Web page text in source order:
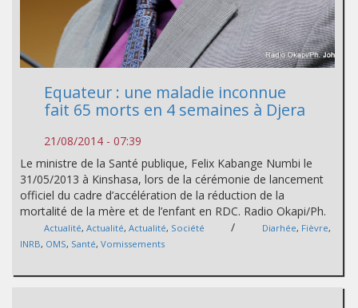
Equateur : une maladie inconnue
fait 65 morts en 4 semaines à Djera
21/08/2014 - 07:39
Le ministre de la Santé publique, Felix Kabange Numbi le
31/05/2013 à Kinshasa, lors de la cérémonie de lancement
officiel du cadre d’accélération de la réduction de la
mortalité de la mère et de l’enfant en RDC. Radio Okapi/Ph.
Actualité, Actualité, Actualité, Société / Diarhée, Fièvre,
INRB, OMS, Santé, Vomissements